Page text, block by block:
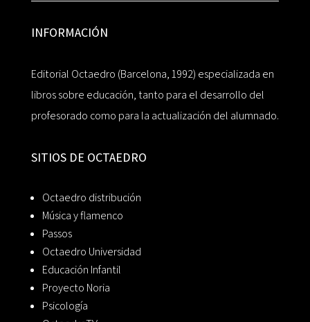
INFORMACIÓN
Editorial Octaedro (Barcelona, 1992) especializada en
libros sobre educación, tanto para el desarrollo del
profesorado como para la actualización del alumnado.
SITIOS DE OCTAEDRO
Octaedro distribución
Música y flamenco
Passos
Octaedro Universidad
Educación Infantil
Proyecto Noria
Psicología